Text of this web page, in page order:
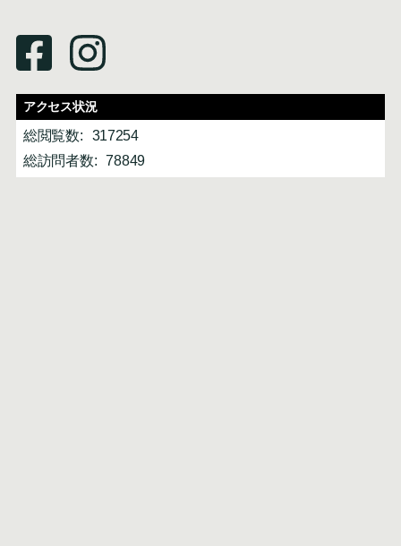
アクセス状況
総閲覧数:
317254
総訪問者数:
78849